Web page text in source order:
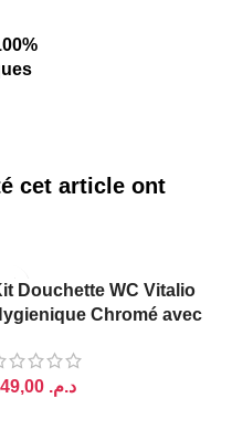
cet article ont
Douchette WC Vitalio
Chromé avec
د.م.